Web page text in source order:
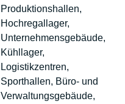
Produktionshallen,
Hochregallager,
Unternehmensgebäude,
Kühllager,
Logistikzentren,
Sporthallen, Büro- und
Verwaltungsgebäude,